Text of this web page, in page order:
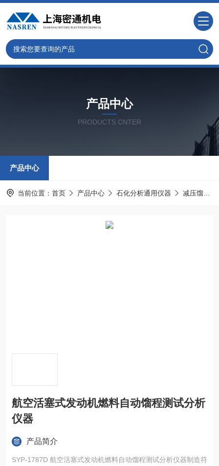
产品中心
PRODUCTS CNTER
产品中心
当前位置： 首页 产品中心 石化分析通用仪器 减压馏程试验仪器
航空活塞式发动机燃料自动馏程测试分析
仪器
产品简介
SYP-1787D 航空活塞式发动机燃料自动馏程测试分析仪器制造符